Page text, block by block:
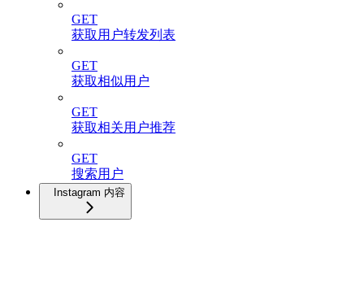
GET
获取用户转发列表
GET
获取相似用户
GET
获取相关用户推荐
GET
搜索用户
Instagram 内容